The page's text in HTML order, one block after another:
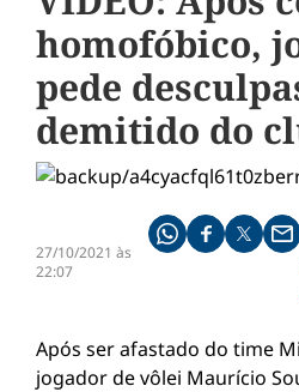
homofóbico,
pede
demitido do
27/10/2021 às
22:07
Compartilhe pelo
Compartilhar
Após ser afastado do time
jogador de vôlei Maurício